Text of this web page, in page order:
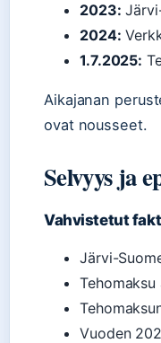
2023:
2024:
1.7.2025:
Aikajanan
ovat nousseet.
Selvyys ja
Vahvistetut
Järvi-
Tehomaksu
Vuoden